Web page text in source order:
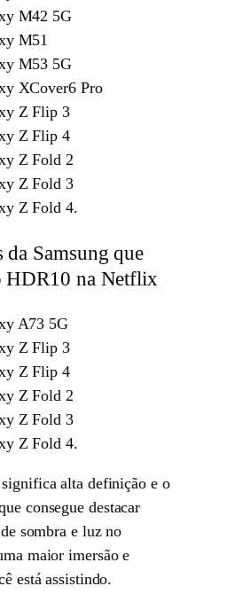
M42 5G
M51
M53 5G
XCover6 Pro
Z Flip 3
Z Flip 4
Z Fold 2
Z Fold 3
Z Fold 4.
Samsung que
HDR10 na Netflix
A73 5G
Z Flip 3
Z Flip 4
Z Fold 2
Z Fold 3
Z Fold 4.
alta definição e o
consegue destacar
sombra e luz no
maior imersão e
está assistindo.